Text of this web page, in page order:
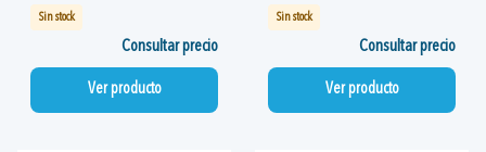
Sin stock
Consultar precio
Ver producto
Sin stock
Consultar precio
Ver producto